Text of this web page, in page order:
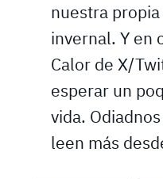
nuestra
invernal. Y en
Calor de X/
esperar un
vida.
leen más